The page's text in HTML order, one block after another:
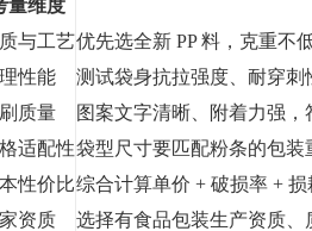
量维度
与工艺优先选全新 PP 料，克重不
性能
测试袋身抗拉强度、耐穿
质量
图案文字清晰、附着力强
适配性袋型尺寸要匹配粉条的包装
性价比综合计算单价 + 破损率 +
资质
选择有食品包装生产资质